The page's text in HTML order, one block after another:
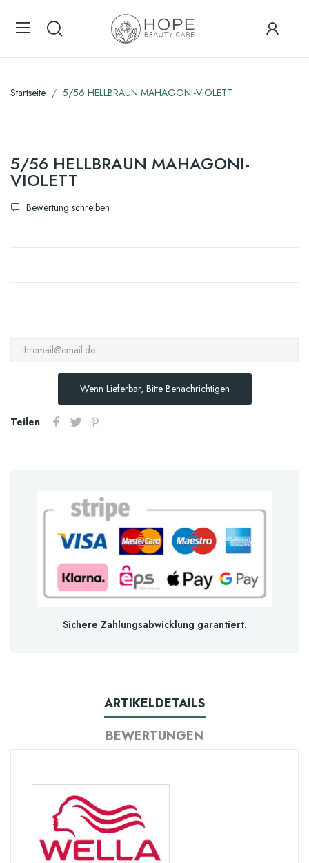
Startseite 5/56 HELLBRAUN MAHAGONI-VIOLETT
5/56 HELLBRAUN MAHAGONI-
VIOLETT
Bewertung schreiben
Wenn Lieferbar, Bitte Benachrichtigen
Teilen
Sichere Zahlungsabwicklung garantiert.
ARTIKELDETAILS
BEWERTUNGEN